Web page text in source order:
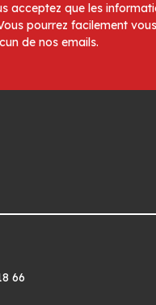
acceptez que les
pourrez facilement
de nos emails.
66